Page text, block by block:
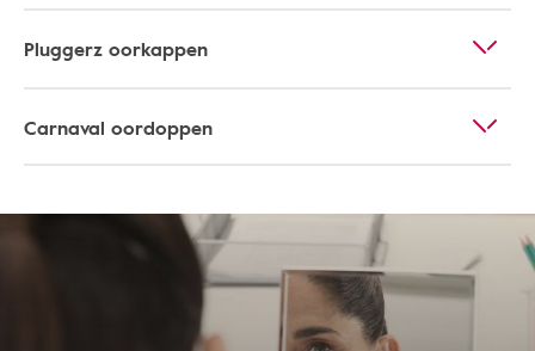
Pluggerz oorkappen
Carnaval oordoppen